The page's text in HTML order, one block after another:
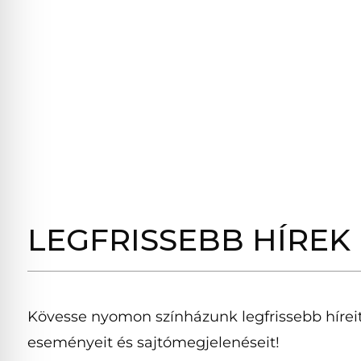
LEGFRISSEBB HÍREK
Kövesse nyomon színházunk legfrissebb
eseményeit és sajtómegjelenéseit!